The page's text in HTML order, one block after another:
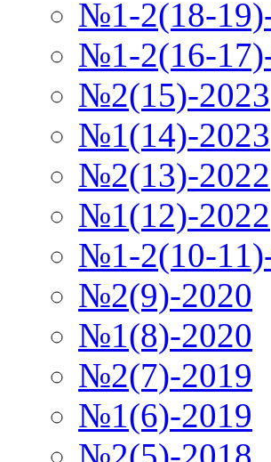
№1-2(18-
№1-2(16-
№2(15)-2023
№1(14)-2023
№2(13)-2022
№1(12)-2022
№1-2(10-
№2(9)-2020
№1(8)-2020
№2(7)-2019
№1(6)-2019